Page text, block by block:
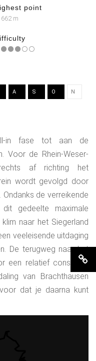
point
662 m
A S O N
in fase tot aan de
Voor de Rhein-Weser-
af richting het
wordt gevolgd door
Ondanks de verreikende
dit gedeelte maximale
naar het Siegerland
veeleisende uitdaging
De terugweg naar het
een relatief constante
van Brachthausen
dat je daarna kunt